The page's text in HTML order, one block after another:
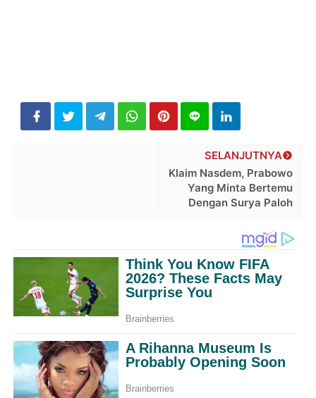
SELANJUTNYA
Klaim Nasdem, Prabowo
Yang Minta Bertemu
Dengan Surya Paloh